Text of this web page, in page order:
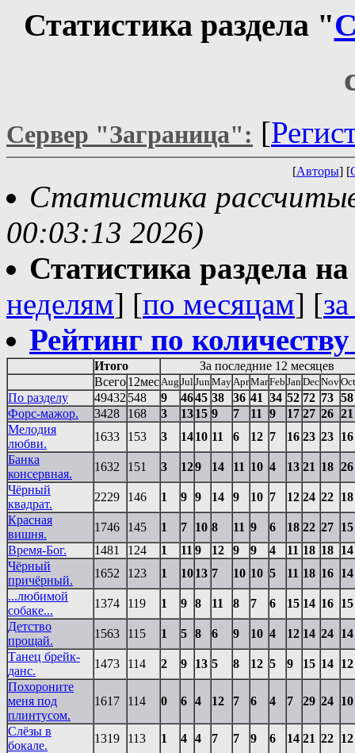
Статистика раздела "
Сервер "Заграница": [
[Авторы] [
Статистика
00:03:13 2026)
Статистика раздела
неделям] [по месяцам] [
Рейтинг по
Итого
За последние 12 месяцев
Всего12мес Aug Jul Jun May AprMarFeb Jan DecNovOct
По разделу 49432 548 9 4645 38 36 41 34 52 72 73 58
Форс-мажор.
3428 168 3 1315 9 7 11 9 17 27 26 21
Мелодия
любви.
1633 153 3 1410 11 6 12 7 16 23 23 16
Банка
консервная.
1632 151 3 129 14 11 10 4 13 21 18 26
Чёрный
квадрат.
2229 146 1 9 9 14 9 10 7 12 24 22 18
Красная
вишня.
1746 145 1 7 10 8 11 9 6 18 22 27 15
Время-Бог.
1481 124 1 11 9 12 9 9 4 11 18 18 14
Чёрный
причёрный.
1652 123 1 1013 7 10 10 5 11 18 16 14
...любимой
собаке...
1374 119 1 9 8 11 8 7 6 15 14 16 15
Детство
прощай.
1563 115 1 5 8 6 9 10 4 12 14 24 14
Танец брейк-
данс.
1473 114 2 9 13 5 8 12 5 9 15 14 12
Похороните
меня под
плинтусом.
1617 114 0 6 4 12 7 6 4 7 29 24 10
Слёзы в
бокале.
1319 113 1 4 4 7 7 9 6 14 21 22 12